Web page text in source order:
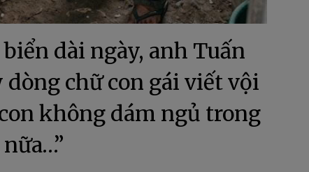
dài ngày, anh Tuấn
chữ con gái viết vội
không dám ngủ trong